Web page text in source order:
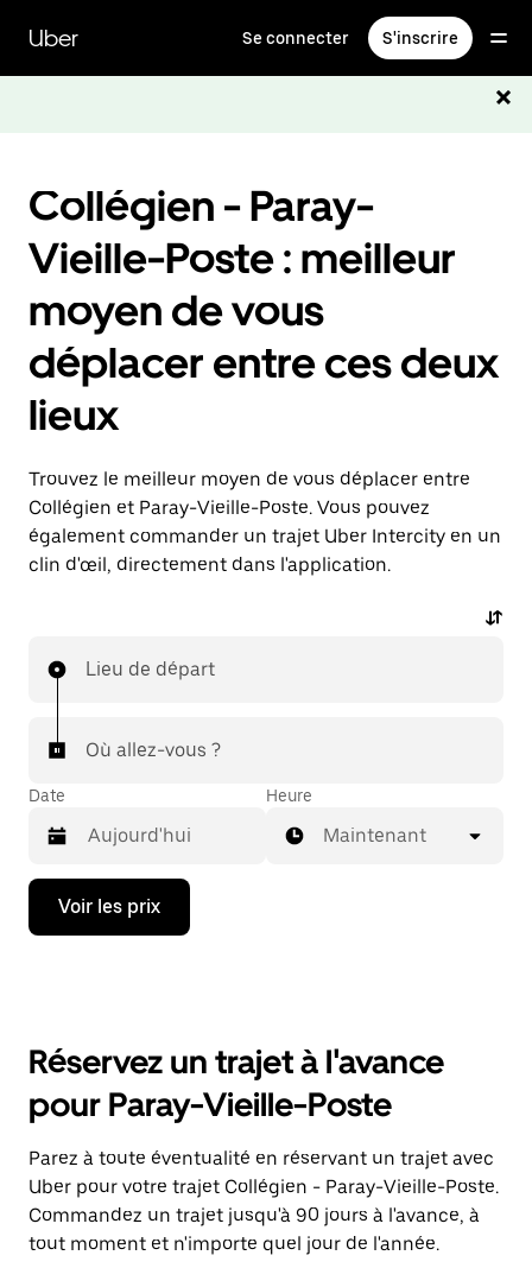
contenu
principal
Uber Se connecter S'inscrire
Collégien - Paray-
Vieille-Poste : meilleur
moyen de vous
déplacer entre ces deux
lieux
Trouvez le meilleur moyen de vous déplacer entre
Collégien et Paray-Vieille-Poste. Vous pouvez
également commander un trajet Uber Intercity en un
clin d'œil, directement dans l'application.
Lieu de départ
Où allez-vous ?
Date
Appuyez
la
ouvrir
calendrier
et
sélectionner
une
date.
Appuyez
sur
la
Heure
Maintenant
Voir les prix
Réservez un trajet à l'avance
pour Paray-Vieille-Poste
Parez à toute éventualité en réservant un trajet avec
Uber pour votre trajet Collégien - Paray-Vieille-Poste.
Commandez un trajet jusqu'à 90 jours à l'avance, à
tout moment et n'importe quel jour de l'année.